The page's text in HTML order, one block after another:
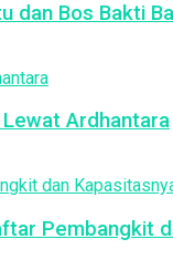
dan Bos Bakti
Lewat Ardhantara
Pembangkit